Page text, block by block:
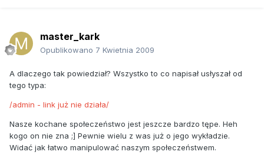
master_kark
Opublikowano 7 Kwietnia 2009
A dlaczego tak powiedział? Wszystko to co napisał usłyszał od
tego typa:
/admin - link już nie działa/
Nasze kochane społeczeństwo jest jeszcze bardzo tępe. Heh
kogo on nie zna ;] Pewnie wielu z was już o jego wykładzie.
Widać jak łatwo manipulować naszym społeczeństwem.